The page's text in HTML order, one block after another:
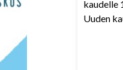
kaudelle
Uuden